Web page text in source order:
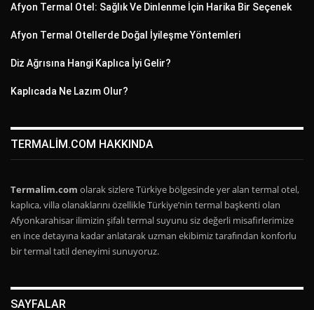
Afyon Termal Otel: Sağlık Ve Dinlenme İçin Harika Bir Seçenek
Afyon Termal Otellerde Doğal İyileşme Yöntemleri
Diz Ağrısına Hangi Kaplıca İyi Gelir?
Kaplıcada Ne Lazım Olur?
TERMALIM.COM HAKKINDA
Termalim.com olarak sizlere Türkiye bölgesinde yer alan termal otel,
kaplıca, villa olanaklarını özellikle Türkiye’nin termal başkenti olan
Afyonkarahisar ilimizin şifalı termal suyunu siz değerli misafirlerimize
en ince detayına kadar anlatarak uzman ekibimiz tarafından konforlu
bir termal tatil deneyimi sunuyoruz.
SAYFALAR